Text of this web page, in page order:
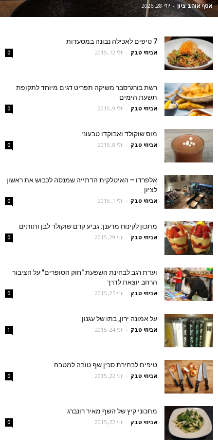
אסף אוהב ציון - יולי 28, 2026
7 טיפים לאכילה נבונה במסעדות
אביחי טבק - יולי 12, 2015 0
רשת בורגרסבר משיקה תפריט דגים מיוחד לתקופת
תשעת הימים
אביחי טבק - יולי 9, 2015 0
מוס שוקולד ואבוקדו טבעוני
אביחי טבק - יולי 8, 2015 0
אלפרדו – האיטלקית הדתייה שמנסה לכבוש את ראשון
לציון
אביחי טבק - יולי 1, 2015 0
מתכון לקינוח מרענן: גביע קרם שוקולד לבן ותותים
אביחי טבק - יוני 29, 2015 0
ועדת רגב לבחינת השפעת "חוק הסופרים" על הציבור
הרחב יוצאת לדרך
אביחי טבק - יוני 25, 2015 0
על אמונה ירון, בתו של עגנון
אביחי טבק - יוני 24, 2015 1
טיפים לבחירת סכין שף טובה למטבח
אביחי טבק - יוני 22, 2015 0
מתכוני קיץ של השף מאיר רונברג
אביחי טבק - יוני 22, 2015 0